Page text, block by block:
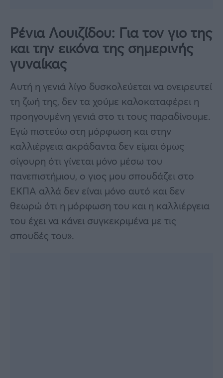
Ρένια Λουιζίδου: Για τον γιο της
και την εικόνα της σημερινής
γυναίκας
Αυτή η γενιά λίγο δυσκολεύεται να ονειρευτεί
τη ζωή της, δεν τα χούμε καλοκαταφέρει η
προηγουμένη γενιά στο τι τους παραδίνουμε.
Εγώ πιστεύω στη μόρφωση και στην
καλλιέργεια ακράδαντα δεν είμαι όμως
σίγουρη ότι γίνεται μόνο μέσω του
πανεπιστήμιου, ο γιος μου σπουδάζει στο
ΕΚΠΑ αλλά δεν είναι μόνο αυτό και δεν
θεωρώ ότι η μόρφωση του και η καλλιέργεια
του έχει να κάνει συγκεκριμένα με τις
σπουδές του».